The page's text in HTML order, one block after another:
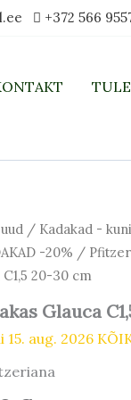
+372 566
/ Kadakad - kuni
-20% /
20-30 cm
Glauca
15. aug. 2026
€.
Praegune
hind
on:
6,48 €.